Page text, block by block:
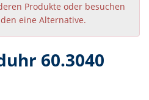
Produkte oder besuchen
eine Alternative.
60.3040